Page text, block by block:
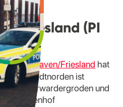
/ Friesland (PI
Friesland hat
Im Stadtnorden ist
Fedderwardergroden und
Wiesenhof